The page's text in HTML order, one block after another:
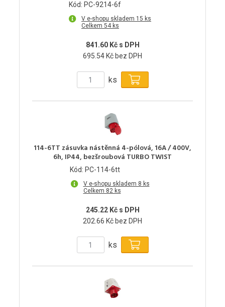
Kód: PC-9214-6f
V e-shopu skladem 15 ks
Celkem 54 ks
841.60 Kč s DPH
695.54 Kč bez DPH
ks
114-6TT zásuvka nástěnná 4-pólová, 16A / 400V,
6h, IP44, bezšroubová TURBO TWIST
Kód: PC-114-6tt
V e-shopu skladem 8 ks
Celkem 82 ks
245.22 Kč s DPH
202.66 Kč bez DPH
ks